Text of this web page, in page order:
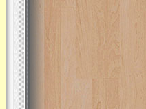
Bantu Naura, Balita Hebat
Tumor Pembuluh Darah
Hidup Naura Salsabila dipenuhi dengan
rintangan yang sangat berat. Meskipun
berusia sepuluh bulan, bayi yang imut
menghadapi penyakit yang dahsyat,
pembuluh darah berukuran...